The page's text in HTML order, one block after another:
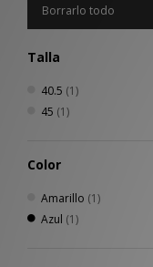
Borrarlo todo
Talla
40.5 (1)
45 (1)
Color
Amarillo (1)
Azul (1)